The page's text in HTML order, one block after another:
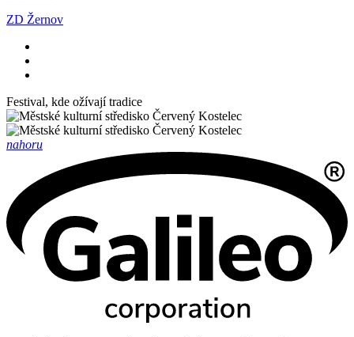
ZD Žernov
Festival, kde ožívají tradice
nahoru